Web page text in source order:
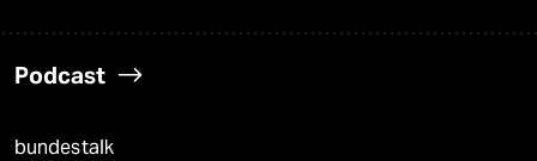
Podcast
bundestalk